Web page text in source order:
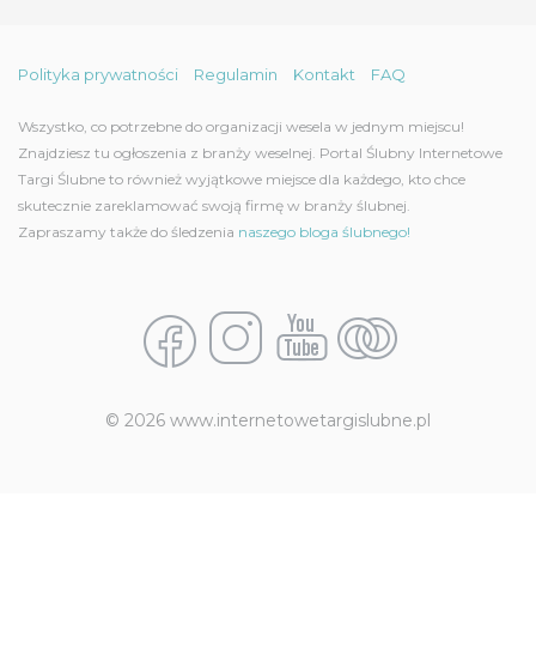
Polityka prywatności Regulamin Kontakt FAQ
Wszystko, co potrzebne do organizacji wesela w jednym miejscu!
Znajdziesz tu ogłoszenia z branży weselnej. Portal Ślubny Internetowe
Targi Ślubne to również wyjątkowe miejsce dla każdego, kto chce
skutecznie zareklamować swoją firmę w branży ślubnej.
Zapraszamy także do śledzenia naszego bloga ślubnego!
© 2026 www.internetowetargislubne.pl